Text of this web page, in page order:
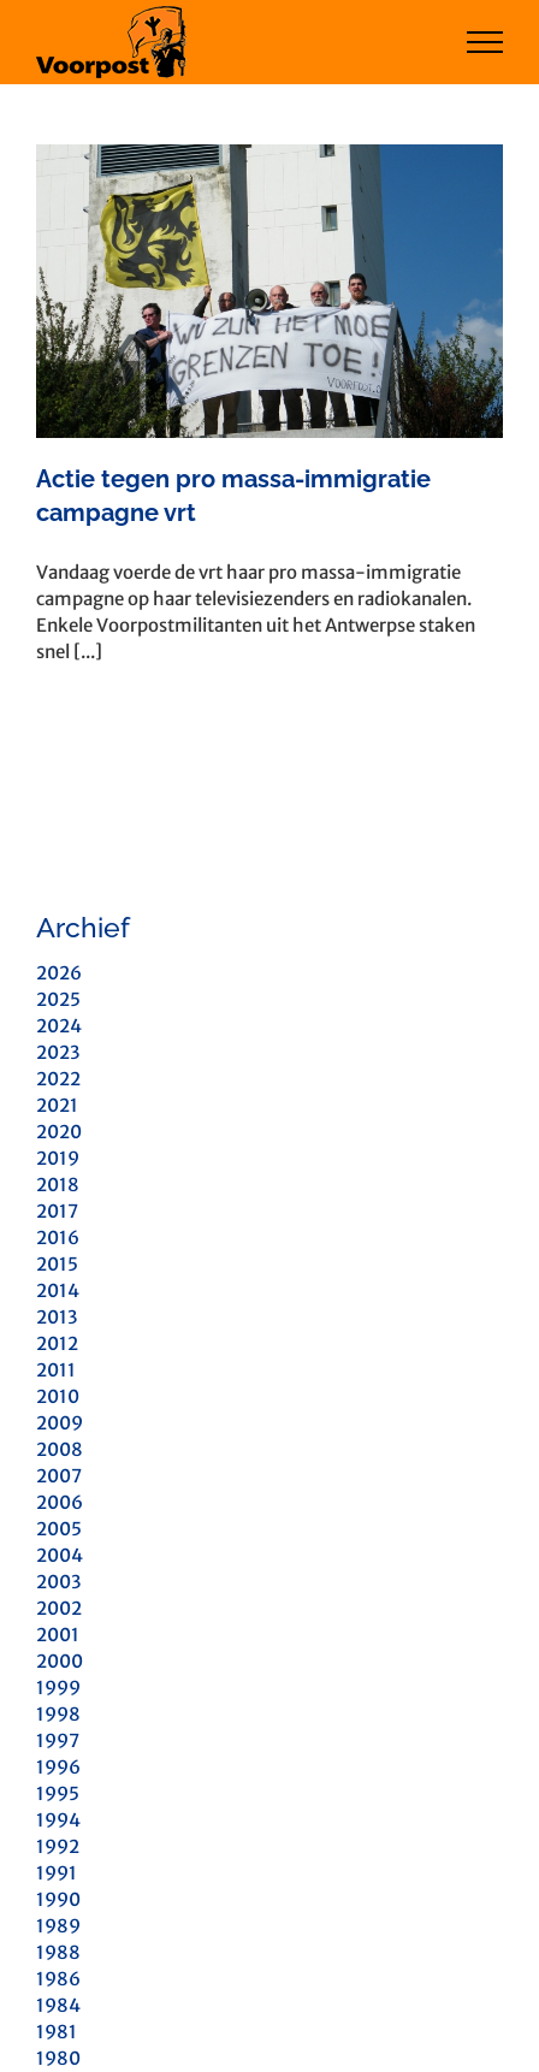
inhoud
Actie tegen pro massa-immigratie
campagne vrt
Vandaag voerde de vrt haar pro massa-immigratie
campagne op haar televisiezenders en radiokanalen.
Enkele Voorpostmilitanten uit het Antwerpse staken
snel [...]
Archief
2026
2025
2024
2023
2022
2021
2020
2019
2018
2017
2016
2015
2014
2013
2012
2011
2010
2009
2008
2007
2006
2005
2004
2003
2002
2001
2000
1999
1998
1997
1996
1995
1994
1992
1991
1990
1989
1988
1986
1984
1981
1980